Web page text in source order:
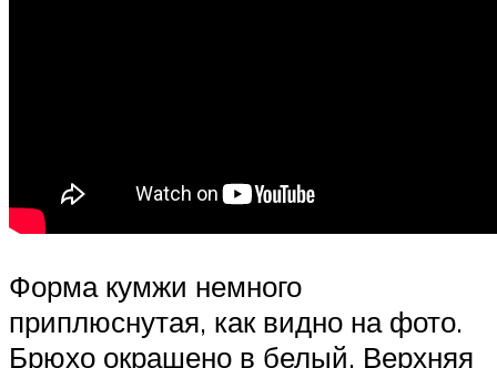
Форма кумжи немного
приплюснутая, как видно на фото.
Брюхо окрашено в белый. Верхняя